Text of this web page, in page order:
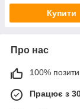
Купити
Про нас
100%
Працює з